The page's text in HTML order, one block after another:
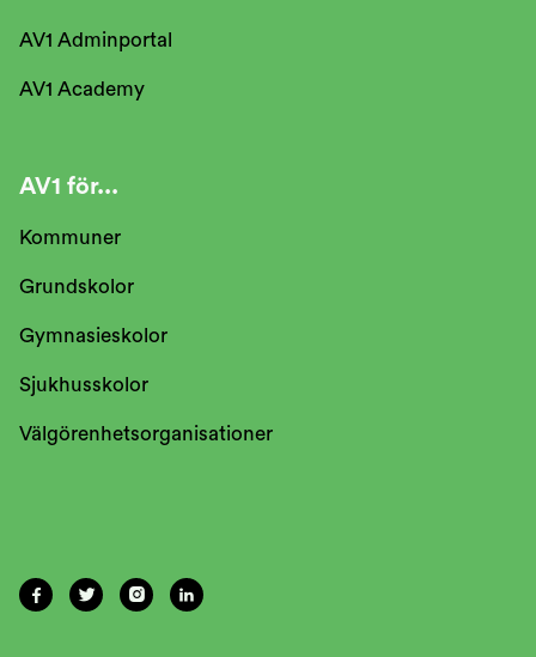
AV1 Adminportal
AV1 Academy
AV1 för...
Kommuner
Grundskolor
Gymnasieskolor
Sjukhusskolor
Välgörenhetsorganisationer
   